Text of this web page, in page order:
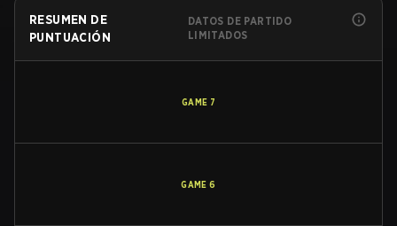
RESUMEN DE
PUNTUACIÓN
DATOS DE PARTIDO
LIMITADOS
GAME 7
GAME 6